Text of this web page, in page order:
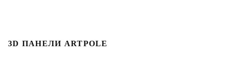
3D ПАНЕЛИ ARTPOLE